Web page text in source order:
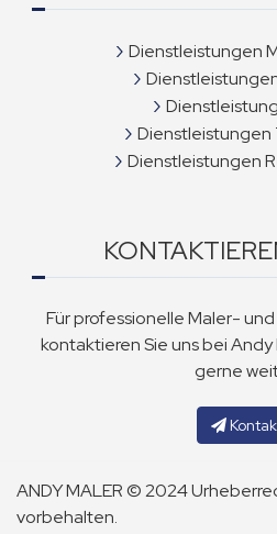
Dienstleistungen
Dienstleistungen
Dienstleistungen
Für professionelle Maler-
kontaktieren Sie uns bei Andy
gerne
ANDY MALER © 2024
vorbehalten.